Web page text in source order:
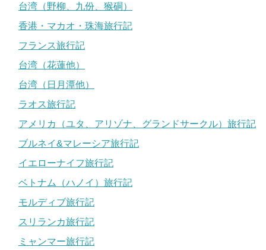
台湾（野柳、九份、猴硐）
香港・マカオ・珠海旅行記
フランス旅行記
台湾（花蓮他）
台湾（日月潭他）
ラオス旅行記
アメリカ（ユタ、アリゾナ、グランドサークル）旅行記
ブルネイ&マレーシア旅行記
イエローナイフ旅行記
ベトナム（ハノイ）旅行記
モルディブ旅行記
スリランカ旅行記
ミャンマー旅行記